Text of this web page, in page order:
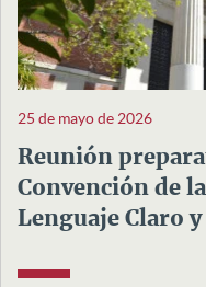
25 de mayo de 2026
Reunión
Convención de
Lenguaje Claro